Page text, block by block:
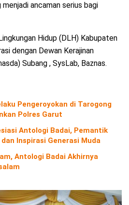
ancaman serius bagi
Hidup (DLH) Kabupaten
dengan Dewan Kerajinan
Subang , SysLab, Baznas.
Pengeroyokan di Tarogong
Polres Garut
Antologi Badai, Pemantik
Inspirasi Generasi Muda
Antologi Badai Akhirnya